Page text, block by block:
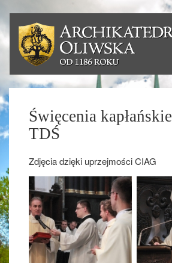
Święcenia kapłańskie
TDŚ
Zdjęcia dzięki uprzejmości CIAG